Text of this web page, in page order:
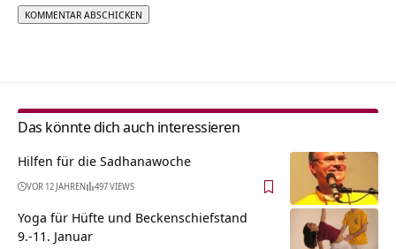
Das könnte dich auch interessieren
Hilfen für die Sadhanawoche
VOR 12 JAHREN 497 VIEWS
Yoga für Hüfte und Beckenschiefstand
9.-11. Januar